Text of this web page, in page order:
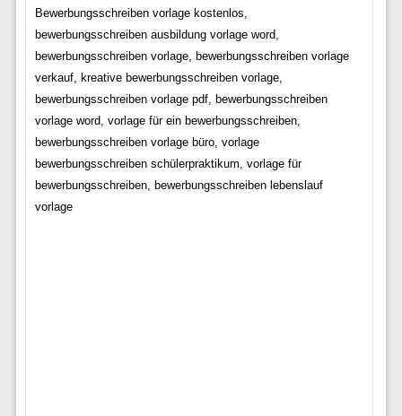
Bewerbungsschreiben vorlage kostenlos,
bewerbungsschreiben ausbildung vorlage word,
bewerbungsschreiben vorlage, bewerbungsschreiben vorlage
verkauf, kreative bewerbungsschreiben vorlage,
bewerbungsschreiben vorlage pdf, bewerbungsschreiben
vorlage word, vorlage für ein bewerbungsschreiben,
bewerbungsschreiben vorlage büro, vorlage
bewerbungsschreiben schülerpraktikum, vorlage für
bewerbungsschreiben, bewerbungsschreiben lebenslauf
vorlage